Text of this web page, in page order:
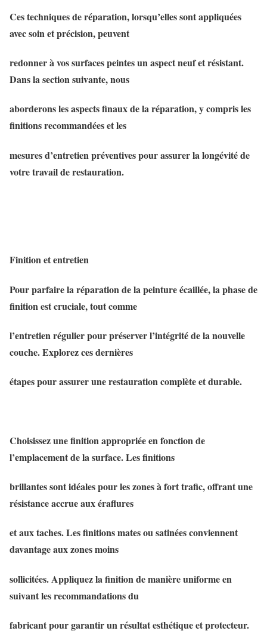
Ces techniques de réparation, lorsqu’elles sont appliquées
avec soin et précision, peuvent
redonner à vos surfaces peintes un aspect neuf et résistant.
Dans la section suivante, nous
aborderons les aspects finaux de la réparation, y compris les
finitions recommandées et les
mesures d’entretien préventives pour assurer la longévité de
votre travail de restauration.
Finition et entretien
Pour parfaire la réparation de la peinture écaillée, la phase de
finition est cruciale, tout comme
l’entretien régulier pour préserver l’intégrité de la nouvelle
couche. Explorez ces dernières
étapes pour assurer une restauration complète et durable.
Choisissez une finition appropriée en fonction de
l’emplacement de la surface. Les finitions
brillantes sont idéales pour les zones à fort trafic, offrant une
résistance accrue aux éraflures
et aux taches. Les finitions mates ou satinées conviennent
davantage aux zones moins
sollicitées. Appliquez la finition de manière uniforme en
suivant les recommandations du
fabricant pour garantir un résultat esthétique et protecteur.